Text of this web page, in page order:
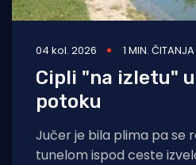
04 kol. 2026 1 MIN. ČITANJA
Cipli "na izletu"
potoku
Jučer je bila plima pa se
tunelom ispod ceste